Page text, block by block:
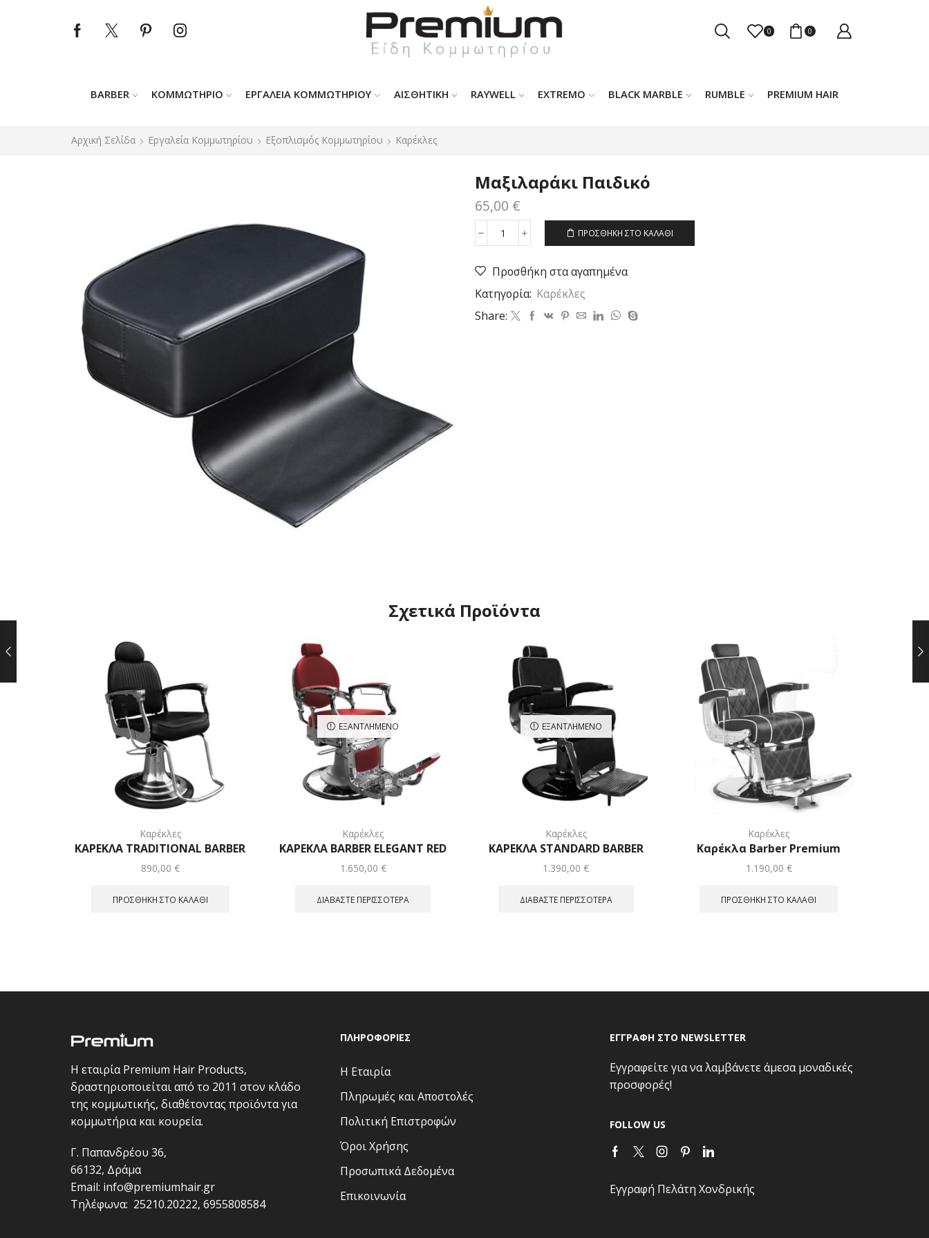
0 0
BARBER ΚΟΜΜΩΤΉΡΙΟ ΕΡΓΑΛΕΊΑ ΚΟΜΜΩΤΗΡΊΟΥ ΑΙΣΘΗΤΙΚΗ RAYWELL EXTREMO BLACK MARBLE RUMBLE PREMIUM HAIR
Αρχική Σελίδα Εργαλεία Κομμωτηρίου Εξοπλισμός Κομμωτηρίου Καρέκλες
Μαξιλαράκι Παιδικό
65,00 €
Μαξιλαράκι
ποσότητα
ΠΡΟΣΘΉΚΗ ΣΤΟ ΚΑΛΆΘΙ
Προσθήκη στα αγαπημένα
Κατηγορία: Καρέκλες
Share:
Σχετικά Προϊόντα
Καρέκλες
ΚΑΡΕΚΛΑ TRADITIONAL BARBER
890,00 €
ΠΡΟΣΘΉΚΗ ΣΤΟ ΚΑΛΆΘΙ
ΕΞΑΝΤΛΗΜΈΝΟ
Καρέκλες
ΚΑΡΕΚΛΑ BARBER ELEGANT RED
1.650,00 €
ΔΙΑΒΆΣΤΕ ΠΕΡΙΣΣΌΤΕΡΑ
ΕΞΑΝΤΛΗΜΈΝΟ
Καρέκλες
ΚΑΡΕΚΛΑ STANDARD BARBER
1.390,00€
ΔΙΑΒΆΣΤΕ ΠΕΡΙΣΣΌΤΕΡΑ
Καρέκλες
Καρέκλα Barber Premium
1.190,00 €
ΠΡΟΣΘΉΚΗ ΣΤΟ ΚΑΛΆΘΙ
Η εταιρία Premium Hair Products,
δραστηριοποιείται από το 2011 στον κλάδο
της κομμωτικής, διαθέτοντας προϊόντα για
κομμωτήρια και κουρεία.
Γ. Παπανδρέου 36,
66132, Δράμα
Email: info@premiumhair.gr
Τηλέφωνα: 25210.20222, 6955808584
ΠΛΗΡΟΦΟΡΊΕΣ
Η Εταιρία
Πληρωμές και Αποστολές
Πολιτική Επιστροφών
Όροι Χρήσης
Προσωπικά Δεδομένα
Επικοινωνία
ΕΓΓΡΑΦΗ ΣΤΟ NEWSLETTER
Εγγραφείτε για να λαμβάνετε άμεσα μοναδικές
προσφορές!
FOLLOW US
Facebook
TwitterInstagram
PinterestLinkedin
Εγγραφή Πελάτη Χονδρικής